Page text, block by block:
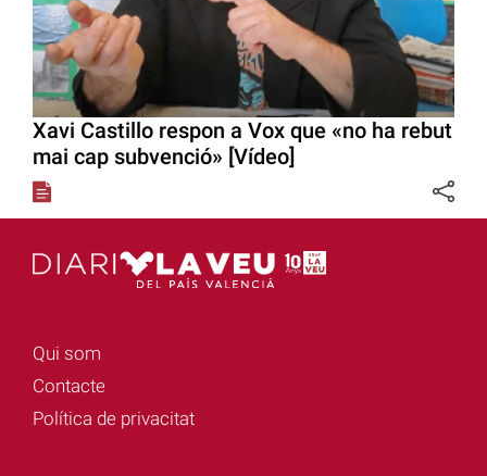
Xavi Castillo respon a Vox que «no ha rebut
mai cap subvenció» [Vídeo]
Qui som
Contacte
Política de privacitat